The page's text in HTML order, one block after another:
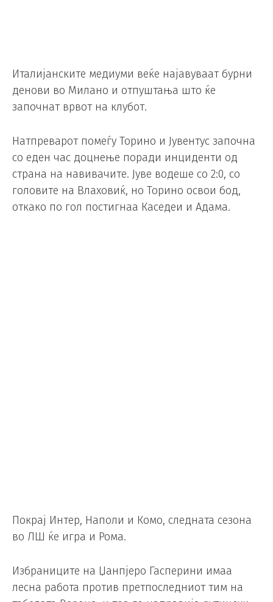
Италијанските медиуми веќе најавуваат бурни
денови во Милано и отпуштања што ќе
започнат врвот на клубот.
Натпреварот помеѓу Торино и Јувентус започна
со еден час доцнење поради инциденти од
страна на навивачите. Јуве водеше со 2:0, со
головите на Влаховиќ, но Торино освои бод,
откако по гол постигнаа Каседеи и Адама.
Покрај Интер, Наполи и Комо, следната сезона
во ЛШ ќе игра и Рома.
Избраниците на Џанпјеро Гасперини имаа
лесна работа против претпоследниот тим на